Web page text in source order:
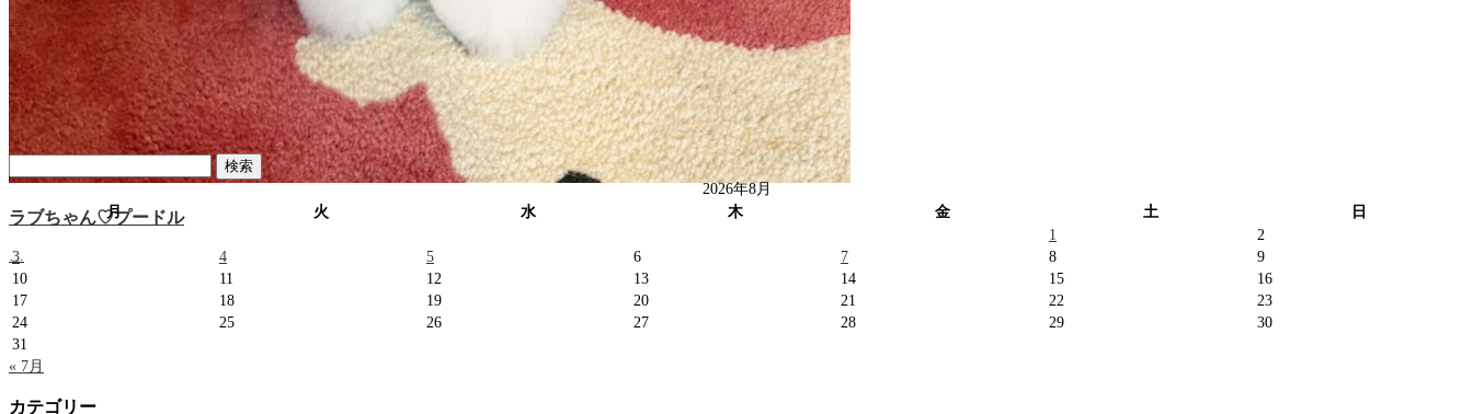
…
ラブちゃん♡プードル
…
索:
2026年8月
月
火 水 木 金 土
日
1
2
3
4 5 6 7 8
9
10
11 12 13 14 15
16
17
18 19 20 21 22
23
24
25 26 27 28 29
30
31
« 7月
カテゴリー